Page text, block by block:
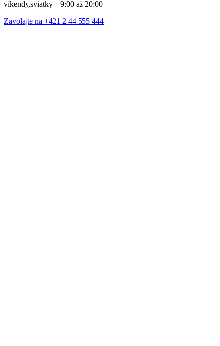
víkendy,sviatky – 9:00 až 20:00
Zavolajte na +421 2 44 555 444